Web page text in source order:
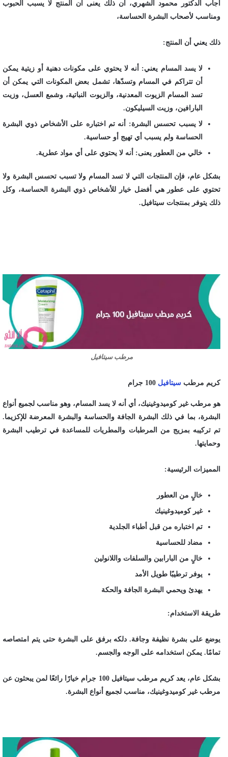
أجاب الدكتور محمود الشهري، أن ذلك يعنى أن المنتج لا يسبب الحبوب
ومناسب لأصحاب البشرة الحساسة،
ذلك يعني أن المنتج:
لا يسد المسام يعني: أنه لا يحتوي على مكونات دهنية أو زيتية يمكن
أن تتراكم في المسام وتسدّها، تشمل بعض المكونات التي يمكن أن
تسد المسام الزيوت المعدنية، والزيوت النباتية، وشمع العسل، وزيت
البارافين، وزيت السيليكون.
لا يسبب تحسس البشرة: أنه تم اختباره على الأشخاص ذوي البشرة
الحساسة ولم يسبب أي تهيج أو حساسية.
خالي من العطور يعنى: أنه لا يحتوي على أي مواد عطرية.
بشكل عام، فإن المنتجات التي لا تسد المسام ولا تسبب تحسس البشرة ولا
تحتوي على عطور هي أفضل خيار للأشخاص ذوي البشرة الحساسة، وكل
ذلك يتوفر بمنتجات سيتافيل.
مرطب سيتافيل
كريم مرطب سيتافيل
هو مرطب غير كوميدوغينيك، أي أنه لا يسد المسام، وهو مناسب لجميع أنواع
البشرة، بما في ذلك البشرة الجافة والحساسة والبشرة المعرضة للإكزيما.
تم تركيبه بمزيج من المرطبات والمطريات للمساعدة في ترطيب البشرة
وحمايتها.
المميزات الرئيسية:
خالٍ من العطور
غير كوميدوغينيك
تم اختباره من قبل أطباء الجلدية
مضاد للحساسية
خالٍ من البارابين والسلفات واللانولين
يوفر ترطيبًا طويل الأمد
يهدئ ويحمي البشرة الجافة والحكة
طريقة الاستخدام:
يوضع على بشرة نظيفة وجافة. دلكه برفق على البشرة حتى يتم امتصاصه
تمامًا. يمكن استخدامه على الوجه والجسم.
بشكل عام، يعد كريم مرطب سيتافيل 100 جرام خيارًا رائعًا لمن يبحثون عن
مرطب غير كوميدوغينيك، مناسب لجميع أنواع البشرة.